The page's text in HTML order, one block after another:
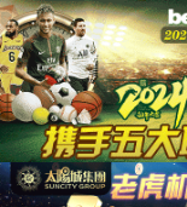
js1005线